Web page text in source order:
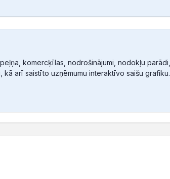
komercķīlas, nodrošinājumi, nodokļu parādi,
kā arī saistīto uzņēmumu interaktīvo saišu grafiku.